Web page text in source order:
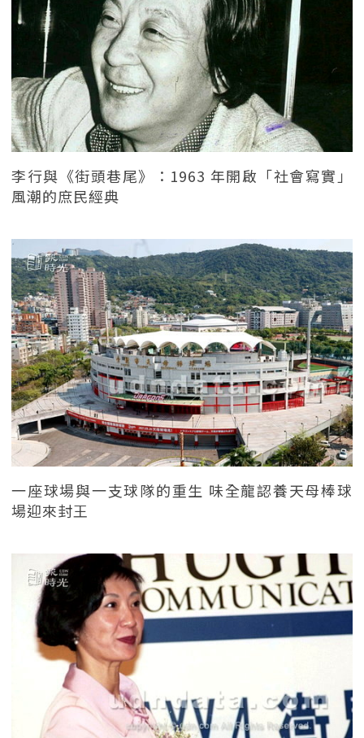
李行與《街頭巷尾》：1963 年開啟「社會寫實」
風潮的庶民經典
一座球場與一支球隊的重生 味全龍認養天母棒球
場迎來封王